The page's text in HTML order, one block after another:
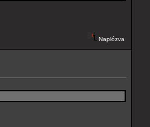
Naplózva